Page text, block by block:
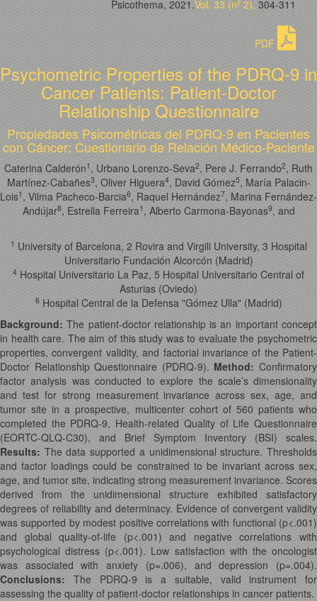
Psicothema, 2021.Vol. 33 (nº 2). 304-311
PDF
Psychometric Properties of the PDRQ-9 in
Cancer Patients: Patient-Doctor
Relationship Questionnaire
Propiedades Psicométricas del PDRQ-9 en Pacientes
con Cáncer: Cuestionario de Relación Médico-Paciente
Caterina Calderón1 , Urbano Lorenzo-Seva2, Pere J. Ferrando2, Ruth
Martínez-Cabañes3, Oliver Higuera4, David Gómez5, María Palacin-
Lois1 , Vilma Pacheco-Barcia6, Raquel Hernández7, Marina Fernández-
Andújar8, Estrella Ferreira1 , Alberto Carmona-Bayonas9, and
1 University of Barcelona, 2 Rovira and Virgili University, 3 Hospital
Universitario Fundación Alcorcón (Madrid)
4 Hospital Universitario La Paz, 5 Hospital Universitario Central of
Asturias (Oviedo)
6Hospital Central de la Defensa "Gómez Ulla" (Madrid)
Background: The patient-doctor relationship is an important concept
in health care. The aim of this study was to evaluate the psychometric
properties, convergent validity, and factorial invariance of the Patient-
Doctor Relationship Questionnaire (PDRQ-9).Method: Confirmatory
factor analysis was conducted to explore the scale’s dimensionality
and test for strong measurement invariance across sex, age, and
tumor site in a prospective, multicenter cohort of 560 patients who
completed the PDRQ-9, Health-related Quality of Life Questionnaire
(EORTC-QLQ-C30), and Brief Symptom Inventory (BSI) scales.
Results: The data supported a unidimensional structure. Thresholds
and factor loadings could be constrained to be invariant across sex,
age, and tumor site, indicating strong measurement invariance. Scores
derived from the unidimensional structure exhibited satisfactory
degrees of reliability and determinacy. Evidence of convergent validity
was supported by modest positive correlations with functional (p<.001)
and global quality-of-life (p<.001) and negative correlations with
psychological distress (p<.001). Low satisfaction with the oncologist
was associated with anxiety (p=.006), and depression (p=.004).
Conclusions: The PDRQ-9 is a suitable, valid instrument for
assessing the quality of patient-doctor relationships in cancer patients.